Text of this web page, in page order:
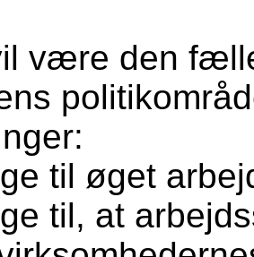
være den
til øget
til, at